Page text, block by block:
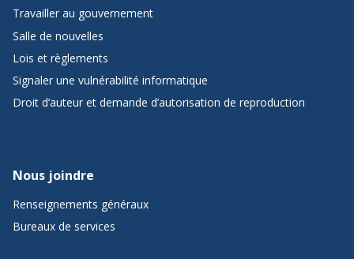
Travailler au gouvernement
Salle de nouvelles
Lois et règlements
Signaler une vulnérabilité informatique
Droit d’auteur et demande d’autorisation de reproduction
Nous joindre
Renseignements généraux
Bureaux de services